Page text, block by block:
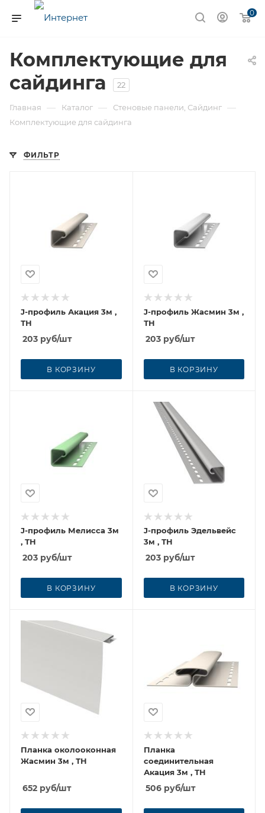
0
Комплектующие для
сайдинга
22
Главная — Каталог — Стеновые панели, Сайдинг —
Комплектующие для сайдинга
ФИЛЬТР
J-профиль Акация 3м ,
ТН
203 руб/шт
В КОРЗИНУ
J-профиль Жасмин 3м ,
ТН
203руб/шт
В КОРЗИНУ
J-профиль Мелисса 3м
, ТН
203 руб/шт
В КОРЗИНУ
J-профиль Эдельвейс
3м , ТН
203руб/шт
В КОРЗИНУ
Планка околооконная
Жасмин 3м , ТН
652 руб/шт
Планка
соединительная
Акация 3м , ТН
506руб/шт